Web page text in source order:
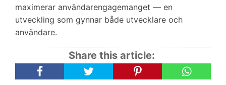
maximerar användarengagemanget — en
utveckling som gynnar både utvecklare och
användare.
Share this article: